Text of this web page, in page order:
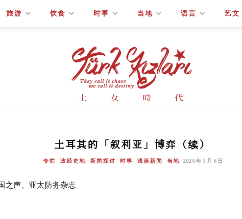
旅游 饮食 时事 当地 语言 艺文
土耳其的「叙利亚」博弈（续）
专栏 政经史地 新闻探讨 时事 浅谈新闻 当地 2016 年 3 月 6 日
之声、亚太防务杂志